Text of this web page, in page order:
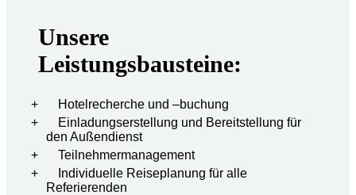
Unsere
Leistungsbausteine:
Hotelrecherche und –buchung
Einladungserstellung und Bereitstellung für
den Außendienst
Teilnehmermanagement
Individuelle Reiseplanung für alle
Referierenden